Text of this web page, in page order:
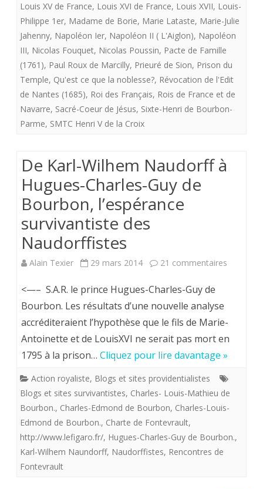
Louis XV de France, Louis XVI de France, Louis XVII, Louis-
Philippe 1er, Madame de Borie, Marie Lataste, Marie-Julie
Jahenny, Napoléon Ier, Napoléon II ( L'Aiglon), Napoléon
III, Nicolas Fouquet, Nicolas Poussin, Pacte de Famille
(1761), Paul Roux de Marcilly, Prieuré de Sion, Prison du
Temple, Qu'est ce que la noblesse?, Révocation de l'Edit
de Nantes (1685), Roi des Français, Rois de France et de
Navarre, Sacré-Coeur de Jésus, Sixte-Henri de Bourbon-
Parme, SMTC Henri V de la Croix
De Karl-Wilhem Naudorff à
Hugues-Charles-Guy de
Bourbon, l’espérance
survivantiste des
Naudorffistes
Alain Texier 29 mars 2014 21 commentaires
Wilhem
Naudorff
Charles-
<—– S.A.R. le prince Hugues-Charles-Guy de
Bourbon. Les résultats d’une nouvelle analyse
accréditeraient l’hypothèse que le fils de Marie-
Antoinette et de LouisXVI ne serait pas mort en
1795 à la prison… Cliquez pour lire davantage »
Action royaliste, Blogs et sites providentialistes
Blogs et sites survivantistes, Charles- Louis-Mathieu de
Bourbon., Charles-Edmond de Bourbon, Charles-Louis-
Edmond de Bourbon., Charte de Fontevrault,
http://www.lefigaro.fr/, Hugues-Charles-Guy de Bourbon.,
Karl-Wilhem Naundorff, Naudorffistes, Rencontres de
Fontevrault